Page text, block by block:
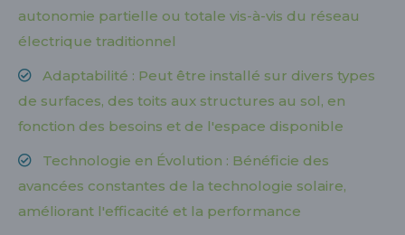
autonomie partielle ou totale vis-à-vis du réseau
électrique traditionnel
Adaptabilité : Peut être installé sur divers types
de surfaces, des toits aux structures au sol, en
fonction des besoins et de l'espace disponible
Technologie en Évolution : Bénéficie des
avancées constantes de la technologie solaire,
améliorant l'efficacité et la performance